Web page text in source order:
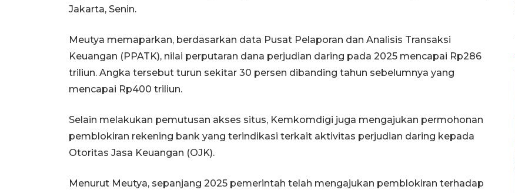
Jakarta, Senin.
Meutya memaparkan, berdasarkan data Pusat Pelaporan dan Analisis Transaksi
Keuangan (PPATK), nilai perputaran dana perjudian daring pada 2025 mencapai Rp286
triliun. Angka tersebut turun sekitar 30 persen dibanding tahun sebelumnya yang
mencapai Rp400 triliun.
Selain melakukan pemutusan akses situs, Kemkomdigi juga mengajukan permohonan
pemblokiran rekening bank yang terindikasi terkait aktivitas perjudian daring kepada
Otoritas Jasa Keuangan (OJK).
Menurut Meutya, sepanjang 2025 pemerintah telah mengajukan pemblokiran terhadap